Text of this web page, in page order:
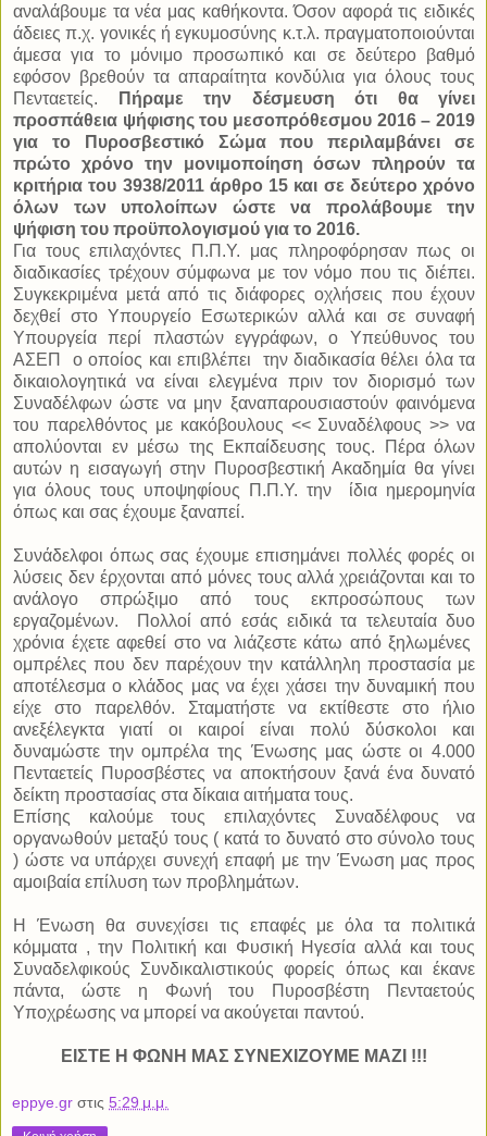
αναλάβουμε τα νέα μας καθήκοντα. Όσον αφορά τις ειδικές
άδειες π.χ. γονικές ή εγκυμοσύνης κ.τ.λ. πραγματοποιούνται
άμεσα για το μόνιμο προσωπικό και σε δεύτερο βαθμό
εφόσον βρεθούν τα απαραίτητα κονδύλια για όλους τους
Πενταετείς.
Πήραμε την δέσμευση ότι θα γίνει
προσπάθεια ψήφισης του μεσοπρόθεσμου 2016 – 2019
για το Πυροσβεστικό Σώμα που περιλαμβάνει σε
πρώτο χρόνο την μονιμοποίηση όσων πληρούν τα
κριτήρια του 3938/2011 άρθρο 15 και σε δεύτερο χρόνο
όλων των υπολοίπων ώστε να προλάβουμε την
ψήφιση του προϋπολογισμού για το 2016.
Για τους επιλαχόντες Π.Π.Υ. μας πληροφόρησαν πως οι
διαδικασίες τρέχουν σύμφωνα με τον νόμο που τις διέπει.
Συγκεκριμένα μετά από τις διάφορες οχλήσεις που έχουν
δεχθεί στο Υπουργείο Εσωτερικών αλλά και σε συναφή
Υπουργεία περί πλαστών εγγράφων, ο Υπεύθυνος του
ΑΣΕΠ
ο οποίος και επιβλέπει
την διαδικασία θέλει όλα τα
δικαιολογητικά να είναι ελεγμένα πριν τον διορισμό των
Συναδέλφων ώστε να μην ξαναπαρουσιαστούν φαινόμενα
του παρελθόντος με κακόβουλους << Συναδέλφους >> να
απολύονται εν μέσω της Εκπαίδευσης τους. Πέρα όλων
αυτών η εισαγωγή στην Πυροσβεστική Ακαδημία θα γίνει
για όλους τους υποψηφίους Π.Π.Υ. την
ίδια ημερομηνία
όπως και σας έχουμε ξαναπεί.
Συνάδελφοι όπως σας έχουμε επισημάνει πολλές φορές οι
λύσεις δεν έρχονται από μόνες τους αλλά χρειάζονται και το
ανάλογο σπρώξιμο από τους εκπροσώπους των
εργαζομένων.
Πολλοί από εσάς ειδικά τα τελευταία δυο
χρόνια έχετε αφεθεί στο να λιάζεστε κάτω από ξηλωμένες
ομπρέλες που δεν παρέχουν την κατάλληλη προστασία με
αποτέλεσμα ο κλάδος μας να έχει χάσει την δυναμική που
είχε στο παρελθόν. Σταματήστε να εκτίθεστε στο ήλιο
ανεξέλεγκτα γιατί οι καιροί είναι πολύ δύσκολοι και
δυναμώστε την ομπρέλα της Ένωσης μας ώστε οι 4.000
Πενταετείς Πυροσβέστες να αποκτήσουν ξανά ένα δυνατό
δείκτη προστασίας στα δίκαια αιτήματα τους.
Επίσης καλούμε τους επιλαχόντες Συναδέλφους να
οργανωθούν μεταξύ τους ( κατά το δυνατό στο σύνολο τους
) ώστε να υπάρχει συνεχή επαφή με την Ένωση μας προς
αμοιβαία επίλυση των προβλημάτων.
Η Ένωση θα συνεχίσει τις επαφές με όλα τα πολιτικά
κόμματα , την Πολιτική και Φυσική Ηγεσία αλλά και τους
Συναδελφικούς Συνδικαλιστικούς φορείς όπως και έκανε
πάντα, ώστε η Φωνή του Πυροσβέστη Πενταετούς
Υποχρέωσης να μπορεί να ακούγεται παντού.
ΕΙΣΤΕ Η ΦΩΝΗ ΜΑΣ ΣΥΝΕΧΙΖΟΥΜΕ ΜΑΖΙ !!!
eppye.gr στις 5:29 μ.μ.